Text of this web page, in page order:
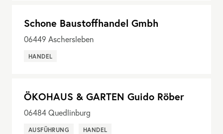
Schone Baustoffhandel Gmbh
06449 Aschersleben
HANDEL
ÖKOHAUS & GARTEN Guido Röber
06484 Quedlinburg
AUSFÜHRUNG HANDEL